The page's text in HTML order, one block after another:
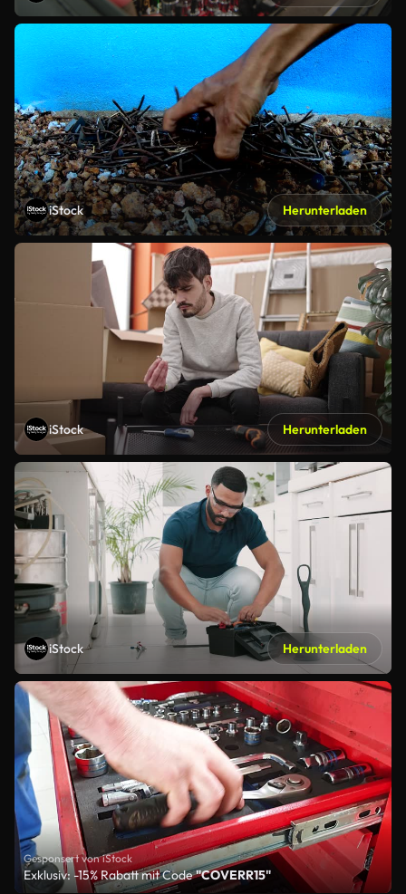
iStock Herunterladen
iStock Herunterladen
iStock Herunterladen
Gesponsert von iStock
Exklusiv: -15% Rabatt mit Code"COVERR15"